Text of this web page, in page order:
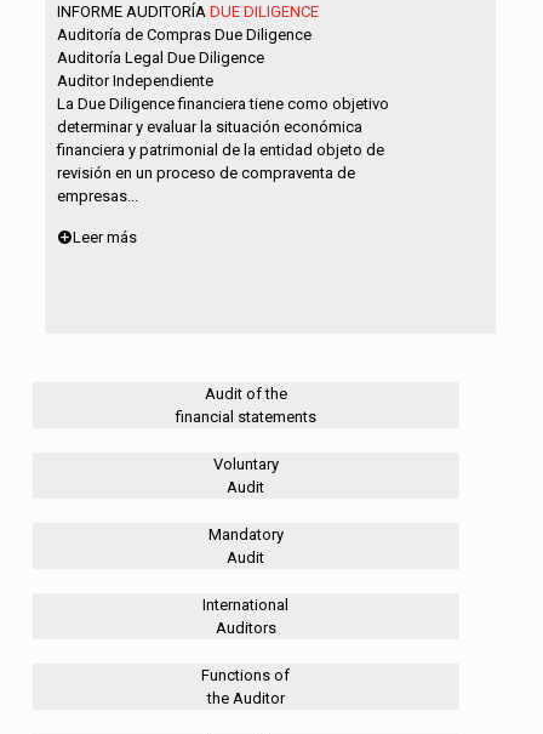
INFORME AUDITORÍA DUE DILIGENCE
Auditoría de Compras Due Diligence
Auditoría Legal Due Diligence
Auditor Independiente
La Due Diligence financiera tiene como objetivo
determinar y evaluar la situación económica
financiera y patrimonial de la entidad objeto de
revisión en un proceso de compraventa de
empresas...
Leer más
Audit of the
financial statements
Voluntary
Audit
Mandatory
Audit
International
Auditors
Functions of
the Auditor